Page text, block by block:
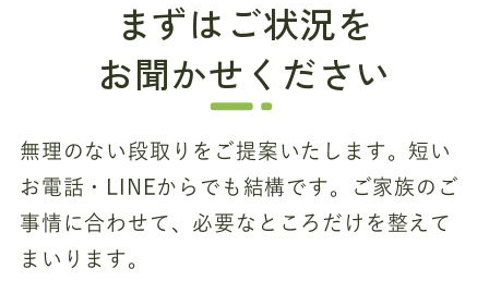
まずはご状況を
お聞かせください
無理のない段取りをご提案いたします。短い
お電話・LINEからでも結構です。ご家族のご
事情に合わせて、必要なところだけを整えて
まいります。